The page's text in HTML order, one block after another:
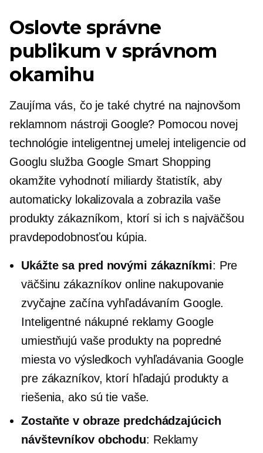
Oslovte správne
publikum v správnom
okamihu
Zaujíma vás, čo je také chytré na najnovšom
reklamnom nástroji Google? Pomocou novej
technológie inteligentnej umelej inteligencie od
Googlu služba Google Smart Shopping
okamžite vyhodnotí miliardy štatistík, aby
automaticky lokalizovala a zobrazila vaše
produkty zákazníkom, ktorí si ich s najväčšou
pravdepodobnosťou kúpia.
Ukážte sa pred novými zákazníkmi: Pre
väčšinu zákazníkov online nakupovanie
zvyčajne začína vyhľadávaním Google.
Inteligentné nákupné reklamy Google
umiestňujú vaše produkty na popredné
miesta vo výsledkoch vyhľadávania Google
pre zákazníkov, ktorí hľadajú produkty a
riešenia, ako sú tie vaše.
Zostaňte v obraze predchádzajúcich
návštevníkov obchodu: Reklamy